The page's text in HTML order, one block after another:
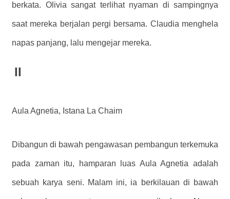
berkata. Olivia sangat terlihat nyaman di sampingnya
saat mereka berjalan pergi bersama. Claudia menghela
napas panjang, lalu mengejar mereka.
II
Aula Agnetia, Istana La Chaim
Dibangun di bawah pengawasan pembangun terkemuka
pada zaman itu, hamparan luas Aula Agnetia adalah
sebuah karya seni. Malam ini, ia berkilauan di bawah